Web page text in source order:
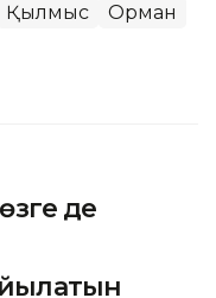
Қылмыс Орман
де